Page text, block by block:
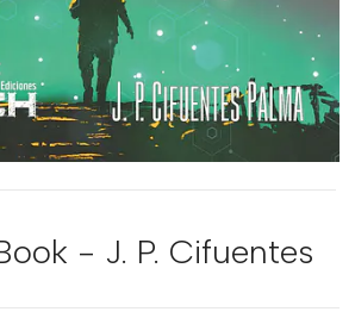
- J. P. Cifuentes